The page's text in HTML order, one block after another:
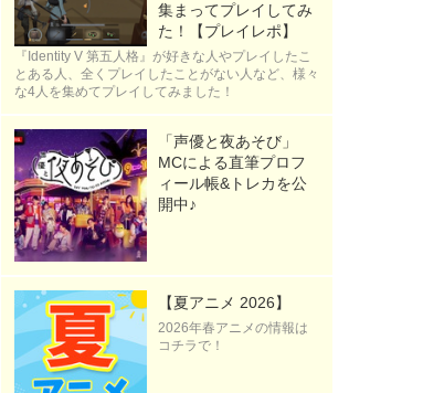
集まってプレイしてみ
た！【プレイレポ】
『Identity V 第五人格』が好きな人やプレイしたこ
とある人、全くプレイしたことがない人など、様々
な4人を集めてプレイしてみました！
「声優と夜あそび」
MCによる直筆プロフ
ィール帳&トレカを公
開中♪
【夏アニメ 2026】
2026年春アニメの情報は
コチラで！